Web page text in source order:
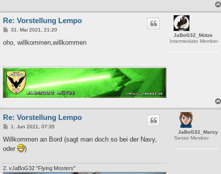
JaBoG32_Mütze
Intermediate Member
Re: Vorstellung Lempo
B
i
31. Mai 2021, 21:20
oho, willkommen,willkommen
JaBoG32_Marsy
Senior Member
Re: Vorstellung Lempo
B
i
r
1. Jun 2021, 07:35
Willkommen an Bord (sagt man doch so bei der Navy,
oder
)
2. vJaBoG32 "Flying Mosters"